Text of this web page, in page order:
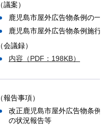
（議案）
鹿児島市屋外広告物条例の一
鹿児島市屋外広告物条例施行
（会議録）
内容（PDF：198KB）
（報告事項）
改正鹿児島市屋外広告物条
の状況報告等